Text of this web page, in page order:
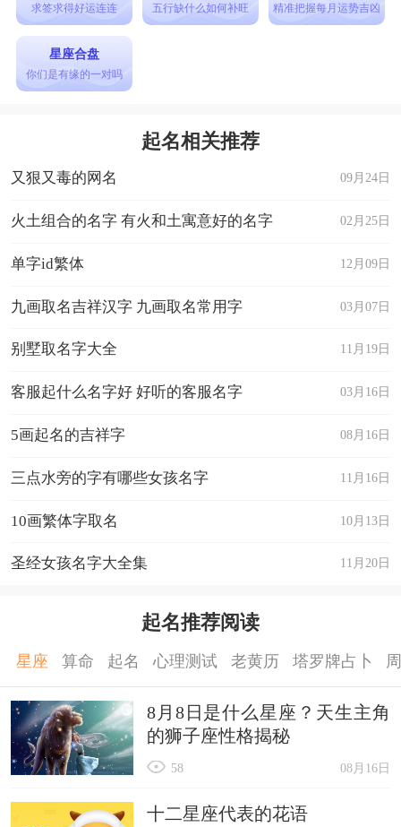
求签求得好运连连 五行缺什么如何补旺 精准把握每月运势吉凶
星座合盘
你们是有缘的一对吗
起名相关推荐
09月24日
又狠又毒的网名
02月25日
火土组合的名字 有火和土寓意好的名字
12月09日
单字id繁体
03月07日
九画取名吉祥汉字 九画取名常用字
11月19日
别墅取名字大全
03月16日
客服起什么名字好 好听的客服名字
08月16日
5画起名的吉祥字
11月16日
三点水旁的字有哪些女孩名字
10月13日
10画繁体字取名
11月20日
圣经女孩名字大全集
起名推荐阅读
星座 算命 起名 心理测试 老黄历 塔罗牌占卜
8月8日是什么星座？天生主角
的狮子座性格揭秘
08月16日
58
十二星座代表的花语